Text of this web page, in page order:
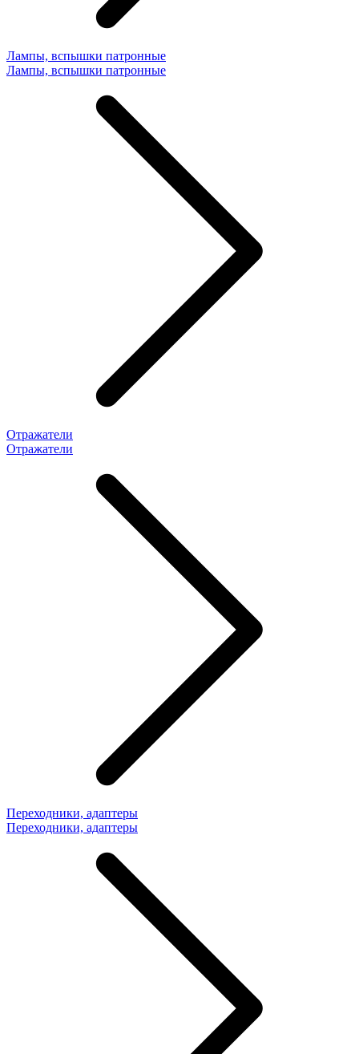
Лампы, вспышки патронные
Лампы, вспышки патронные
Отражатели
Отражатели
Переходники, адаптеры
Переходники, адаптеры